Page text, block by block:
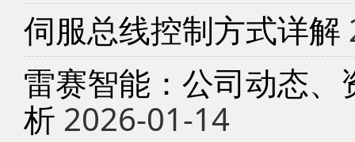
伺服总线控制方式详解
雷赛智能：公司动态
析 2026-01-14